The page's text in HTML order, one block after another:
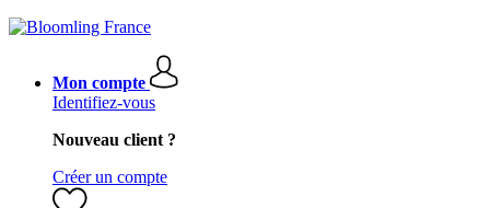
Mon compte
Identifiez-vous
Nouveau client ?
Créer un compte